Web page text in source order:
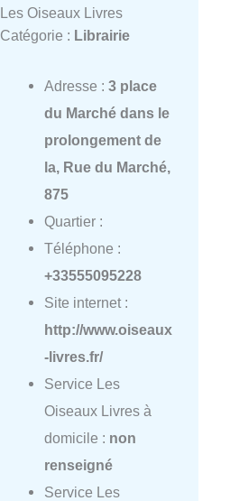
Les Oiseaux Livres
Catégorie : Librairie
Adresse : 3 place
du Marché dans le
prolongement de
la, Rue du Marché,
875
Quartier :
Téléphone :
+33555095228
Site internet :
http://www.oiseaux
-livres.fr/
Service Les
Oiseaux Livres à
domicile : non
renseigné
Service Les